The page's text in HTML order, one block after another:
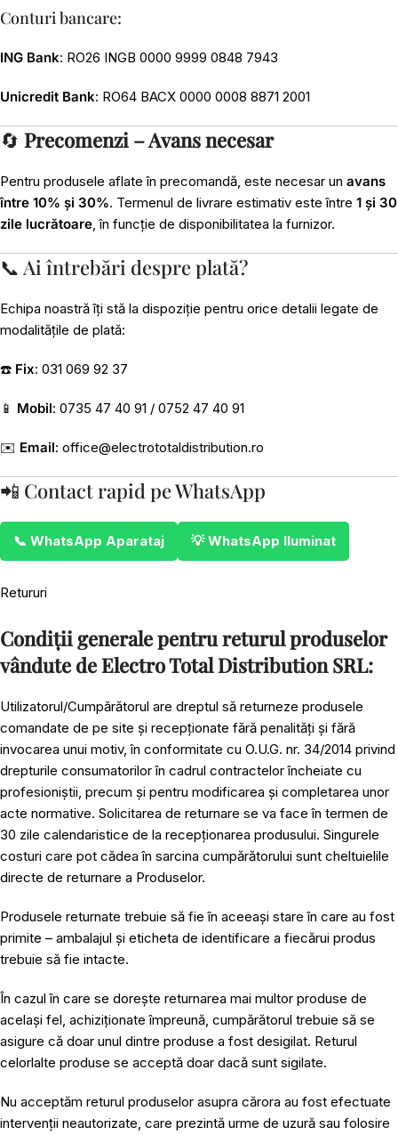
Conturi bancare:
ING Bank: RO26 INGB 0000 9999 0848 7943
Unicredit Bank: RO64 BACX 0000 0008 8871 2001
🔄 Precomenzi – Avans necesar
Pentru produsele aflate în precomandă, este necesar un avans
între 10% și 30%. Termenul de livrare estimativ este între 1 și 30
zile lucrătoare, în funcție de disponibilitatea la furnizor.
📞 Ai întrebări despre plată?
Echipa noastră îți stă la dispoziție pentru orice detalii legate de
modalitățile de plată:
☎️ Fix: 031 069 92 37
📱 Mobil: 0735 47 40 91 / 0752 47 40 91
✉️ Email: office@electrototaldistribution.ro
📲 Contact rapid pe WhatsApp
📞 WhatsApp Aparataj 💡 WhatsApp Iluminat
Retururi
Condiții generale pentru returul produselor
vândute de Electro Total Distribution SRL:
Utilizatorul/Cumpărătorul are dreptul să returneze produsele
comandate de pe site și recepționate fără penalități și fără
invocarea unui motiv, în conformitate cu O.U.G. nr. 34/2014 privind
drepturile consumatorilor în cadrul contractelor încheiate cu
profesioniștii, precum și pentru modificarea și completarea unor
acte normative. Solicitarea de returnare se va face în termen de
30 zile calendaristice de la recepționarea produsului. Singurele
costuri care pot cădea în sarcina cumpărătorului sunt cheltuielile
directe de returnare a Produselor.
Produsele returnate trebuie să fie în aceeași stare în care au fost
primite – ambalajul și eticheta de identificare a fiecărui produs
trebuie să fie intacte.
În cazul în care se dorește returnarea mai multor produse de
același fel, achiziționate împreună, cumpărătorul trebuie să se
asigure că doar unul dintre produse a fost desigilat. Returul
celorlalte produse se acceptă doar dacă sunt sigilate.
Nu acceptăm returul produselor asupra cărora au fost efectuate
intervenții neautorizate, care prezintă urme de uzură sau folosire